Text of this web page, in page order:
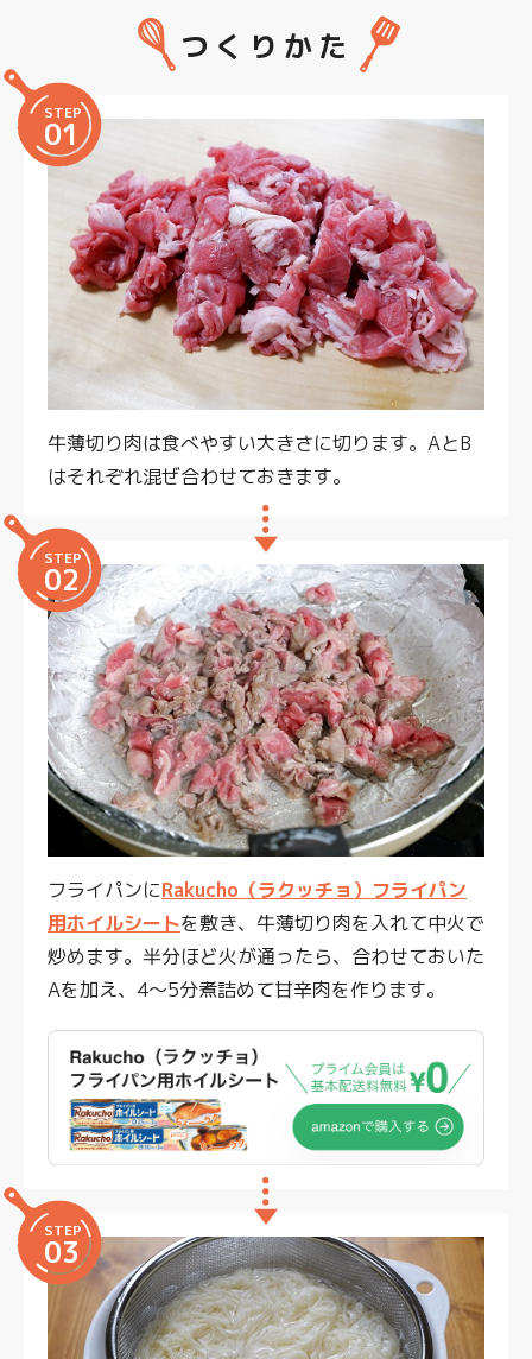
つくりかた
STEP
01
牛薄切り肉は食べやすい大きさに切ります。AとB
はそれぞれ混ぜ合わせておきます。
STEP
02
フライパンにRakucho（ラクッチョ）フライパン
用ホイルシートを敷き、牛薄切り肉を入れて中火で
炒めます。半分ほど火が通ったら、合わせておいた
Aを加え、4～5分煮詰めて甘辛肉を作ります。
STEP
03